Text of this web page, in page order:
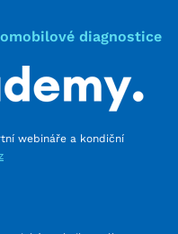
diagnostice
webináře a kondiční